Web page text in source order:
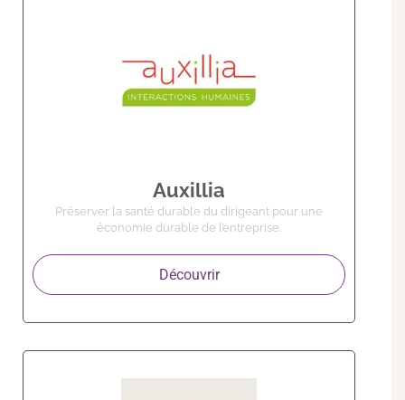
Auxillia
Préserver la santé durable du dirigeant pour une
économie durable de l’entreprise.
Découvrir